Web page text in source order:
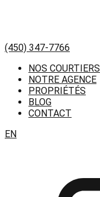
(450) 347-7766
NOS COURTIERS
NOTRE AGENCE
PROPRIÉTÉS
BLOG
CONTACT
EN